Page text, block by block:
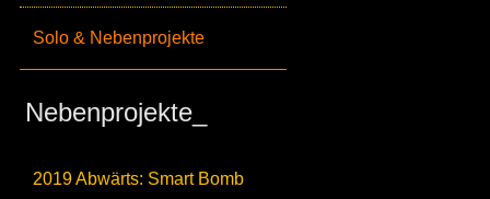
Solo & Nebenprojekte
Nebenprojekte_
2019 Abwärts: Smart Bomb